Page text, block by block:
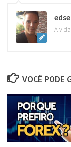
A
VOCÊ PODE